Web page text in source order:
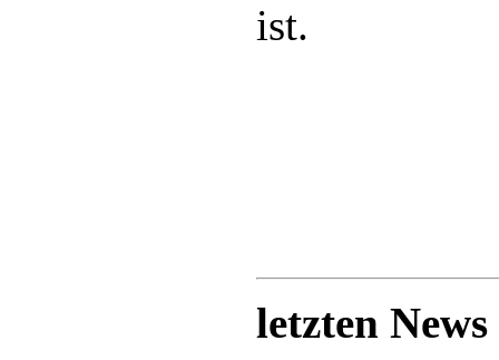
ist.
letzten News